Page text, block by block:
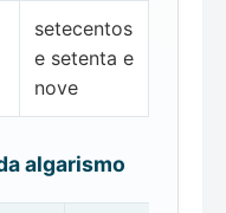
setecentos
e setenta e
nove
algarismo